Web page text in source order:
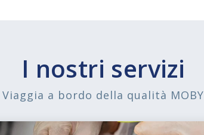
I nostri servizi
Viaggia a bordo della qualità MOBY